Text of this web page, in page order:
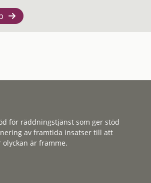
för räddningstjänst som ger stöd
av framtida insatser till att
är framme.